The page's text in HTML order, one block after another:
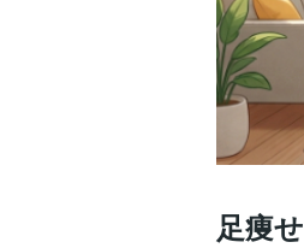
足痩